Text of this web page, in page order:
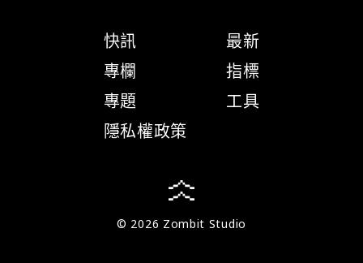
快訊
專欄
專題
隱私權政策
最新
指標
工具
© 2026 Zombit Studio